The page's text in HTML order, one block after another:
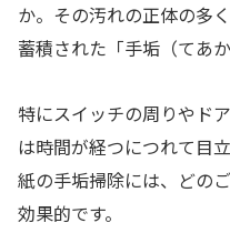
か。その汚れの正体の多
蓄積された「手垢（てあか
特にスイッチの周りやド
は時間が経つにつれて目
紙の手垢掃除には、どの
効果的です。